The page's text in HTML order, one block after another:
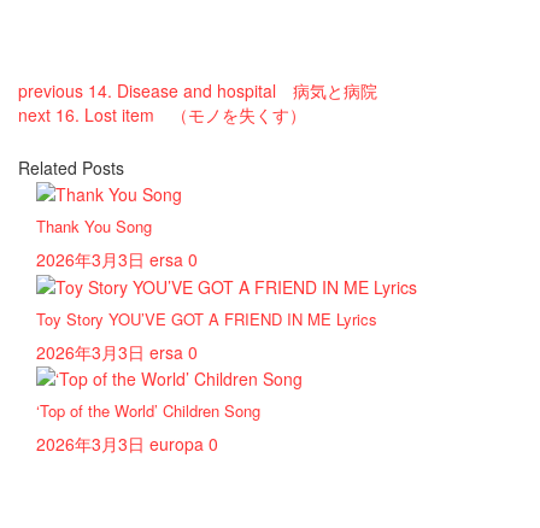
previous 14. Disease and hospital 病気と病院
next 16. Lost item （モノを失くす）
Related Posts
Thank You Song
2026年3月3日 ersa 0
Toy Story YOU’VE GOT A FRIEND IN ME Lyrics
2026年3月3日 ersa 0
‘Top of the World’ Children Song
2026年3月3日 europa 0